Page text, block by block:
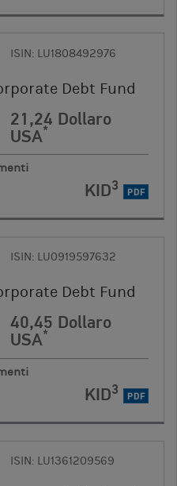
ISIN: LU1808492976
Debt Fund
21,24 Dollaro
USA*
KID3 PDF
ISIN: LU0919597632
Debt Fund
40,45 Dollaro
USA*
KID3 PDF
ISIN: LU1361209569